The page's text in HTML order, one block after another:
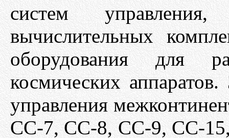
систем
вычислительных
оборудования для
космических
управления
СС-7, СС-8, СС-9, СС-